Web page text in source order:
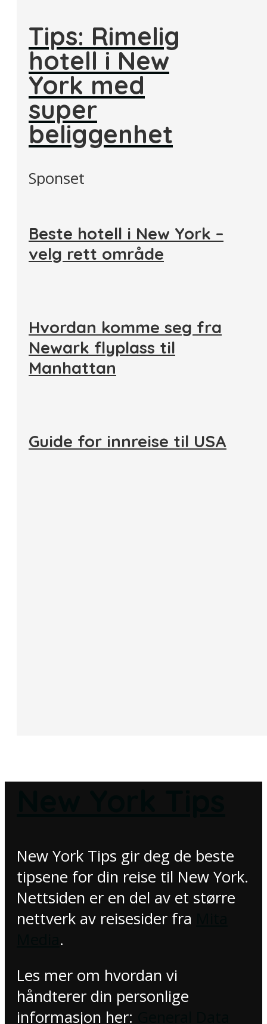
Tips: Rimelig
hotell i New
York med
super
beliggenhet
Sponset
Beste hotell i New York –
velg rett område
Hvordan komme seg fra
Newark flyplass til
Manhattan
Guide for innreise til USA
New York Tips gir deg de beste
tipsene for din reise til New York.
Nettsiden er en del av et større
nettverk av reisesider fra
.
Les mer om hvordan vi
håndterer din personlige
informasjon her: